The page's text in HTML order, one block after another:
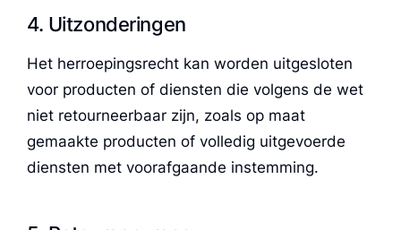
4. Uitzonderingen
Het herroepingsrecht kan worden uitgesloten
voor producten of diensten die volgens de wet
niet retourneerbaar zijn, zoals op maat
gemaakte producten of volledig uitgevoerde
diensten met voorafgaande instemming.